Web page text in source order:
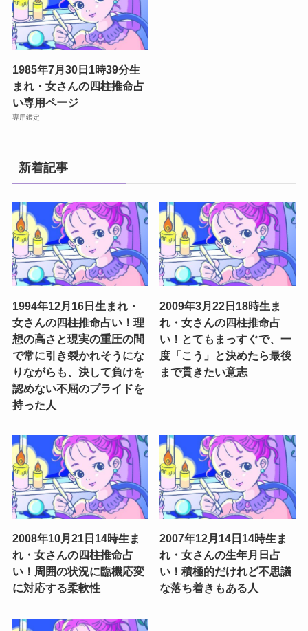
1985年7月30日1時39分生
まれ・女さんの四柱推命占
い専用ページ
専用鑑定
新着記事
1994年12月16日生まれ・
女さんの四柱推命占い！理
想の高さと現実の重圧の間
で常に引き裂かれそうにな
りながらも、決して負けを
認めない不屈のプライドを
持った人
2009年3月22日18時生ま
れ・女さんの四柱推命占
い！とてもまっすぐで、一
度「こう」と決めたら最後
まで貫きたい意志
2008年10月21日14時生ま
れ・女さんの四柱推命占
い！周囲の状況に臨機応変
に対応する柔軟性
2007年12月14日14時生ま
れ・女さんの生年月日占
い！積極的だけれど不思議
な落ち着きもある人